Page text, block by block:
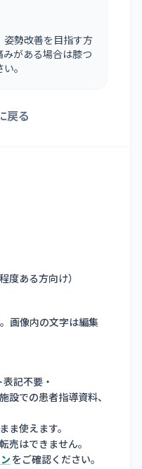
勢改善を目指す方
がある場合は膝つ
。
戻る
度ある方向け）
画像内の文字は編集
記不要・
設での患者指導資料、
ま使えます。
売はできません。
をご確認ください。